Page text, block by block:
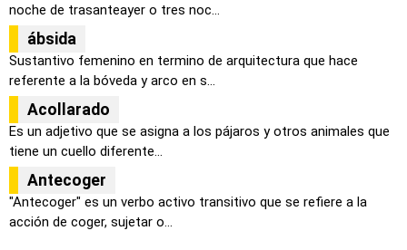
noche de trasanteayer o tres noc...
ábsida
Sustantivo femenino en termino de arquitectura que hace
referente a la bóveda y arco en s...
Acollarado
Es un adjetivo que se asigna a los pájaros y otros animales que
tiene un cuello diferente...
Antecoger
"Antecoger" es un verbo activo transitivo que se refiere a la
acción de coger, sujetar o...